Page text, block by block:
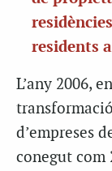
residents
L’any 2006,
d’empreses
conegut com